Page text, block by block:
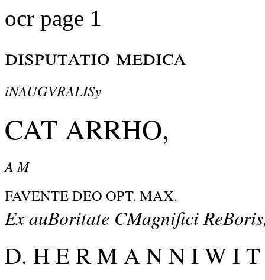
ocr page 1
disputatio medica
iNAUGVRALISy
CAT ARRHO,
A M
FAVENTE DEO OPT. MAX.
Ex auBoritate CMagnifici
D. H E R M A N N I W I T